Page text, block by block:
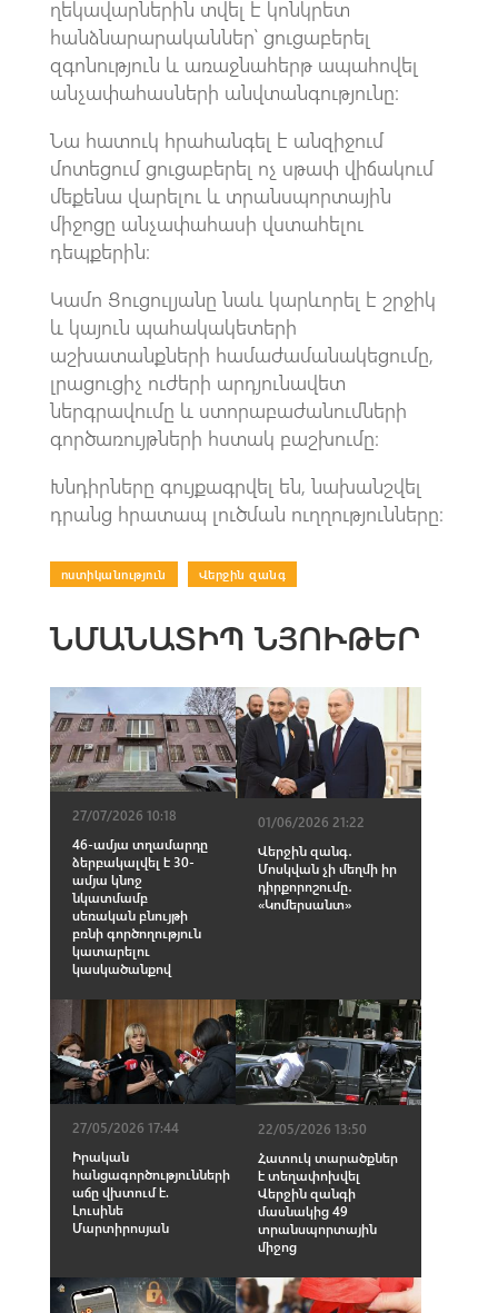
ղեկավարներին տվել է կոնկրետ
հանձնարարականներ՝ ցուցաբերել
զգոնություն և առաջնահերթ ապահովել
անչափահասների անվտանգությունը։
Նա հատուկ հրահանգել է անզիջում
մոտեցում ցուցաբերել ոչ սթափ վիճակում
մեքենա վարելու և տրանսպորտային
միջոցը անչափահասի վստահելու
դեպքերին։
Կամո Ցուցուլյանը նաև կարևորել է շրջիկ
և կայուն պահակակետերի
աշխատանքների համաժամանակեցումը,
լրացուցիչ ուժերի արդյունավետ
ներգրավումը և ստորաբաժանումների
գործառույթների հստակ բաշխումը։
Խնդիրները գույքագրվել են, նախանշվել
դրանց հրատապ լուծման ուղղությունները։
ոստիկանություն Վերջին զանգ
ՆՄԱՆԱՏԻՊ ՆՅՈՒԹԵՐ
27/07/2026 10:18
46-ամյա տղամարդը
ձերբակալվել է 30-
ամյա կնոջ
նկատմամբ
սեռական բնույթի
բռնի գործողություն
կատարելու
կասկածանքով
01/06/2026 21:22
Վերջին զանգ․
Մոսկվան չի մեղմի իր
դիրքորոշումը․
«Կոմերսանտ»
27/05/2026 17:44
Իրական
հանցագործությունների
աճը վխտում է.
Լուսինե
Մարտիրոսյան
22/05/2026 13:50
Հատուկ տարածքներ
է տեղափոխվել
Վերջին զանգի
մասնակից 49
տրանսպորտային
միջոց